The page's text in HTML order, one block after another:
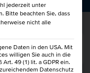
jederzeit unter
Bitte beachten Sie, dass
nicht alle
Daten in den USA. Mit
willigen Sie auch in die
49 (1) lit. a GDPR ein.
Datenschutz